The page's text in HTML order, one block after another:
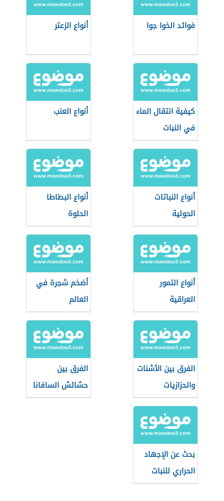
فوائد الخوا جوا أنواع الزعتر
كيفية انتقال الماء
في النبات
أنواع العنب
أنواع النباتات
الحولية
أنواع البطاطا
الحلوة
أنواع التمور
العراقية
أضخم شجرة في
العالم
الفرق بين الأشنات
والحزازيات
الفرق بين
حشائش السافانا
والاستبس
بحث عن الإجهاد
الحراري للنبات